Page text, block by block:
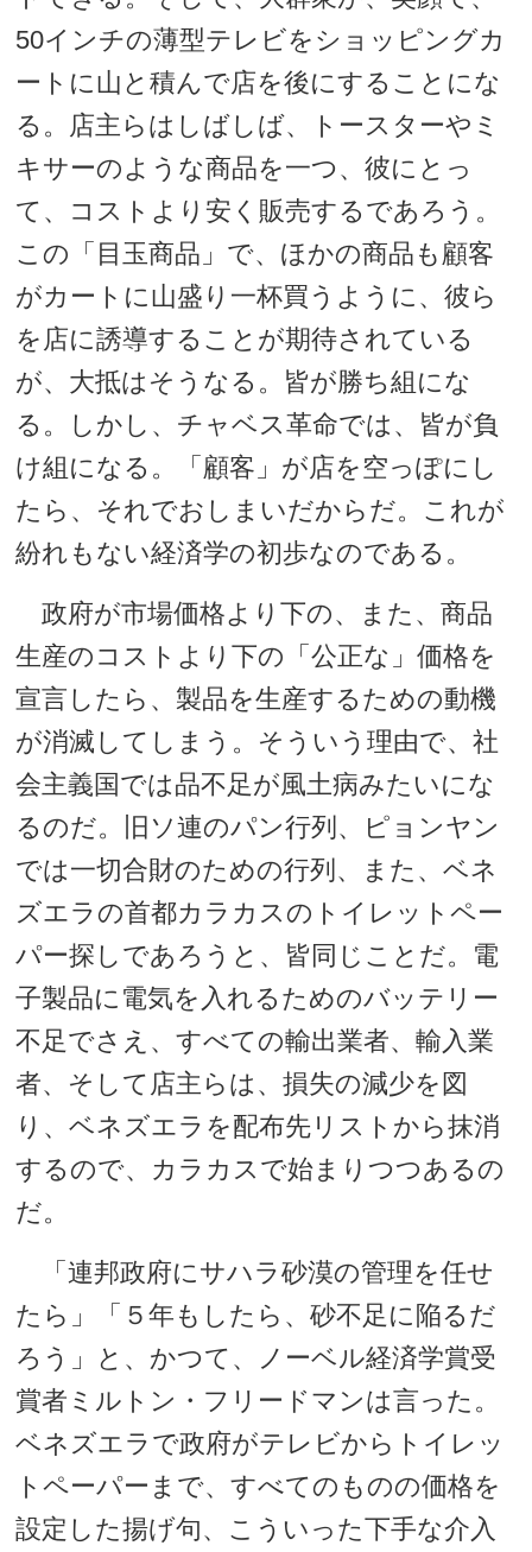
50インチの薄型テレビをショッピングカ
ートに山と積んで店を後にすることにな
る。店主らはしばしば、トースターやミ
キサーのような商品を一つ、彼にとっ
て、コストより安く販売するであろう。
この「目玉商品」で、ほかの商品も顧客
がカートに山盛り一杯買うように、彼ら
を店に誘導することが期待されている
が、大抵はそうなる。皆が勝ち組にな
る。しかし、チャベス革命では、皆が負
け組になる。「顧客」が店を空っぽにし
たら、それでおしまいだからだ。これが
紛れもない経済学の初歩なのである。
政府が市場価格より下の、また、商品
生産のコストより下の「公正な」価格を
宣言したら、製品を生産するための動機
が消滅してしまう。そういう理由で、社
会主義国では品不足が風土病みたいにな
るのだ。旧ソ連のパン行列、ピョンヤン
では一切合財のための行列、また、ベネ
ズエラの首都カラカスのトイレットペー
パー探しであろうと、皆同じことだ。電
子製品に電気を入れるためのバッテリー
不足でさえ、すべての輸出業者、輸入業
者、そして店主らは、損失の減少を図
り、ベネズエラを配布先リストから抹消
するので、カラカスで始まりつつあるの
だ。
「連邦政府にサハラ砂漠の管理を任せ
たら」「５年もしたら、砂不足に陥るだ
ろう」と、かつて、ノーベル経済学賞受
賞者ミルトン・フリードマンは言った。
ベネズエラで政府がテレビからトイレッ
トペーパーまで、すべてのものの価格を
設定した揚げ句、こういった下手な介入